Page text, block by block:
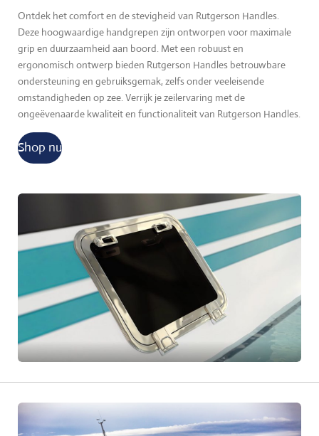
Ontdek het comfort en de stevigheid van Rutgerson Handles.
Deze hoogwaardige handgrepen zijn ontworpen voor maximale
grip en duurzaamheid aan boord. Met een robuust en
ergonomisch ontwerp bieden Rutgerson Handles betrouwbare
ondersteuning en gebruiksgemak, zelfs onder veeleisende
omstandigheden op zee. Verrijk je zeilervaring met de
ongeëvenaarde kwaliteit en functionaliteit van Rutgerson Handles.
Shop nu